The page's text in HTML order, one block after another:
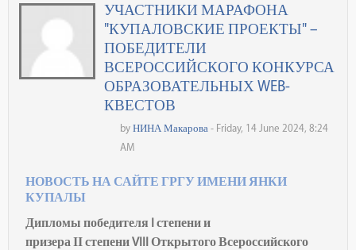
УЧАСТНИКИ МАРАФОНА
"КУПАЛОВСКИЕ ПРОЕКТЫ" –
ПОБЕДИТЕЛИ
ВСЕРОССИЙСКОГО КОНКУРСА
ОБРАЗОВАТЕЛЬНЫХ WEB-
КВЕСТОВ
by НИНА Макарова - Friday, 14 June 2024, 8:24
AM
НОВОСТЬ НА САЙТЕ ГРГУ ИМЕНИ ЯНКИ
КУПАЛЫ
Дипломы победителя I степени и
призераІІстепениVIIIОткрытого Всероссийского